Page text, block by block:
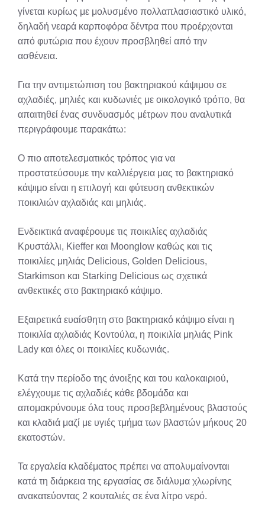
γίνεται κυρίως με μολυσμένο πολλαπλασιαστικό υλικό,
δηλαδή νεαρά καρποφόρα δέντρα που προέρχονται
από φυτώρια που έχουν προσβληθεί από την
ασθένεια.
Για την αντιμετώπιση του βακτηριακού κάψιμου σε
αχλαδιές, μηλιές και κυδωνιές με οικολογικό τρόπο, θα
απαιτηθεί ένας συνδυασμός μέτρων που αναλυτικά
περιγράφουμε παρακάτω:
Ο πιο αποτελεσματικός τρόπος για να
προστατεύσουμε την καλλιέργεια μας το βακτηριακό
κάψιμο είναι η επιλογή και φύτευση ανθεκτικών
ποικιλιών αχλαδιάς και μηλιάς.
Ενδεικτικά αναφέρουμε τις ποικιλίες αχλαδιάς
Κρυστάλλι, Kieffer και Moonglow καθώς και τις
ποικιλίες μηλιάς Delicious, Golden Delicious,
Starkimson και Starking Delicious ως σχετικά
ανθεκτικές στο βακτηριακό κάψιμο.
Εξαιρετικά ευαίσθητη στο βακτηριακό κάψιμο είναι η
ποικιλία αχλαδιάς Κοντούλα, η ποικιλία μηλιάς Pink
Lady και όλες οι ποικιλίες κυδωνιάς.
Κατά την περίοδο της άνοιξης και του καλοκαιριού,
ελέγχουμε τις αχλαδιές κάθε βδομάδα και
απομακρύνουμε όλα τους προσβεβλημένους βλαστούς
και κλαδιά μαζί με υγιές τμήμα των βλαστών μήκους 20
εκατοστών.
Τα εργαλεία κλαδέματος πρέπει να απολυμαίνονται
κατά τη διάρκεια της εργασίας σε διάλυμα χλωρίνης
ανακατεύοντας 2 κουταλιές σε ένα λίτρο νερό.